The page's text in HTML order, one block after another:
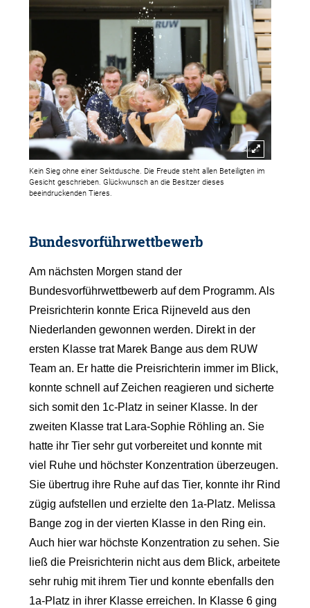
Kein Sieg ohne einer Sektdusche. Die Freude steht allen Beteiligten im
Gesicht geschrieben. Glückwunsch an die Besitzer dieses
beeindruckenden Tieres.
Bundesvorführwettbewerb
Am nächsten Morgen stand der
Bundesvorführwettbewerb auf dem Programm. Als
Preisrichterin konnte Erica Rijneveld aus den
Niederlanden gewonnen werden. Direkt in der
ersten Klasse trat Marek Bange aus dem RUW
Team an. Er hatte die Preisrichterin immer im Blick,
konnte schnell auf Zeichen reagieren und sicherte
sich somit den 1c-Platz in seiner Klasse. In der
zweiten Klasse trat Lara-Sophie Röhling an. Sie
hatte ihr Tier sehr gut vorbereitet und konnte mit
viel Ruhe und höchster Konzentration überzeugen.
Sie übertrug ihre Ruhe auf das Tier, konnte ihr Rind
zügig aufstellen und erzielte den 1a-Platz. Melissa
Bange zog in der vierten Klasse in den Ring ein.
Auch hier war höchste Konzentration zu sehen. Sie
ließ die Preisrichterin nicht aus dem Blick, arbeitete
sehr ruhig mit ihrem Tier und konnte ebenfalls den
1a-Platz in ihrer Klasse erreichen. In Klasse 6 ging